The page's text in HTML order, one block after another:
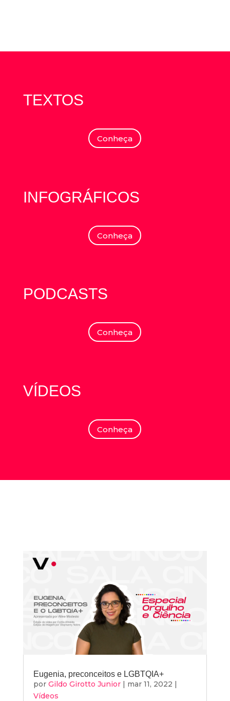
TEXTOS
Conheça
INFOGRÁFICOS
Conheça
PODCASTS
Conheça
VÍDEOS
Conheça
Eugenia, preconceitos e LGBTQIA+
por Gildo Girotto Junior| mar 11, 2022 |
Vídeos